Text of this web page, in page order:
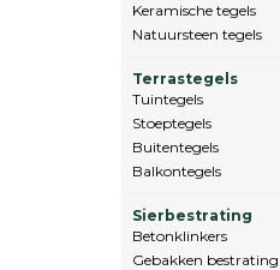
Keramische tegels
Natuursteen tegels
Terrastegels
Tuintegels
Stoeptegels
Buitentegels
Balkontegels
Sierbestrating
Betonklinkers
Gebakken bestrating